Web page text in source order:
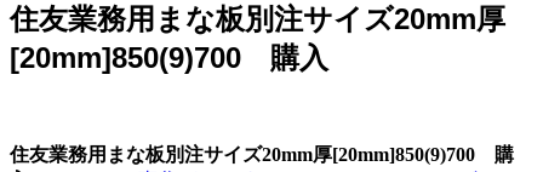
住友業務用まな板別注サイズ20mm厚
[20mm]850(9)700 購入
住友業務用まな板別注サイズ20mm厚[20mm]850(9)700 購